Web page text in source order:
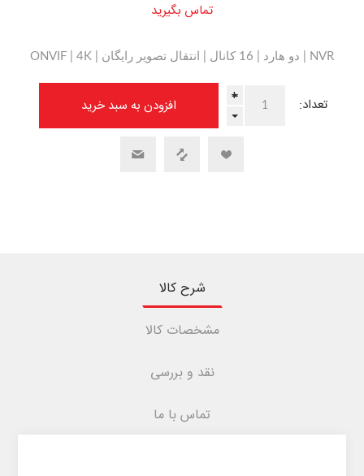
تماس بگیرید
NVR | دو هارد | 16 کانال | انتقال تصویر رایگان | ONVIF | 4K
تعداد:
+
-
شرح کالا
مشخصات کالا
نقد و بررسی
تماس با ما